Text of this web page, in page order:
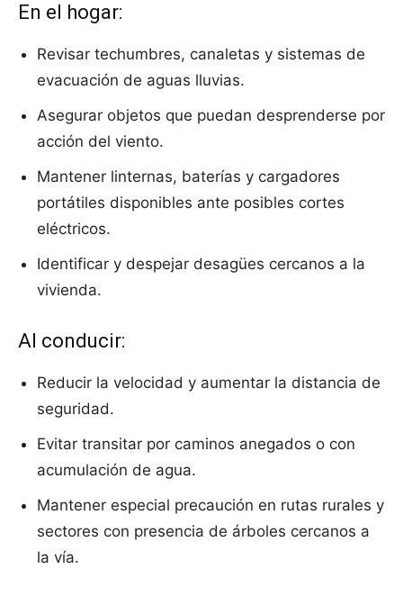
En el hogar:
Revisar techumbres, canaletas y sistemas de
evacuación de aguas lluvias.
Asegurar objetos que puedan desprenderse por
acción del viento.
Mantener linternas, baterías y cargadores
portátiles disponibles ante posibles cortes
eléctricos.
Identificar y despejar desagües cercanos a la
vivienda.
Al conducir:
Reducir la velocidad y aumentar la distancia de
seguridad.
Evitar transitar por caminos anegados o con
acumulación de agua.
Mantener especial precaución en rutas rurales y
sectores con presencia de árboles cercanos a
la vía.